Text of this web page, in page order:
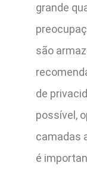
grande
são
de
possível,
camadas
é